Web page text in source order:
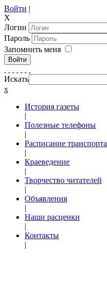
Войти |
X
Логин
Пароль
Запомнить меня
Войти
Искать
x
История газеты
|
Полезные телефоны
|
Расписание транспорта
|
Краеведение
|
Творчество читателей
|
Объявления
|
Наши расценки
|
Контакты
|